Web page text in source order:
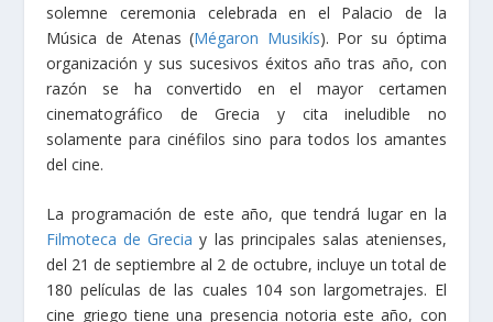
solemne ceremonia celebrada en el Palacio de la
Música de Atenas (Mégaron Musikís). Por su óptima
organización y sus sucesivos éxitos año tras año, con
razón se ha convertido en el mayor certamen
cinematográfico de Grecia y cita ineludible no
solamente para cinéfilos sino para todos los amantes
del cine.
La programación de este año, que tendrá lugar en la
Filmoteca de Grecia y las principales salas atenienses,
del 21 de septiembre al 2 de octubre, incluye un total de
180 películas de las cuales 104 son largometrajes. El
cine griego tiene una presencia notoria este año, con